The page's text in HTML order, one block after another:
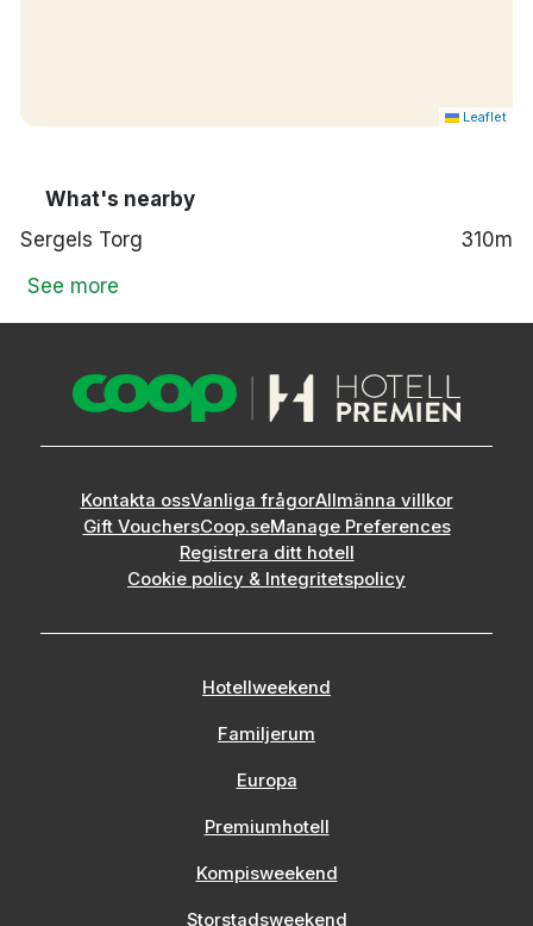
Leaflet
What's nearby
Sergels Torg
310m
See more
Kontakta ossVanliga frågorAllmänna villkor
Gift VouchersCoop.seManage Preferences
Registrera ditt hotell
Cookie policy & Integritetspolicy
Hotellweekend
Familjerum
Europa
Premiumhotell
Kompisweekend
Storstadsweekend